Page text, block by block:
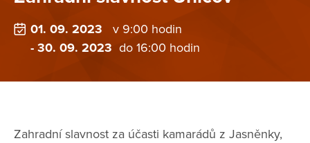
01. 09. 2023
v 9:00 hodin
- 30. 09. 2023 do 16:00 hodin
Zahradní slavnost za účasti kamarádů z Jasněnky,